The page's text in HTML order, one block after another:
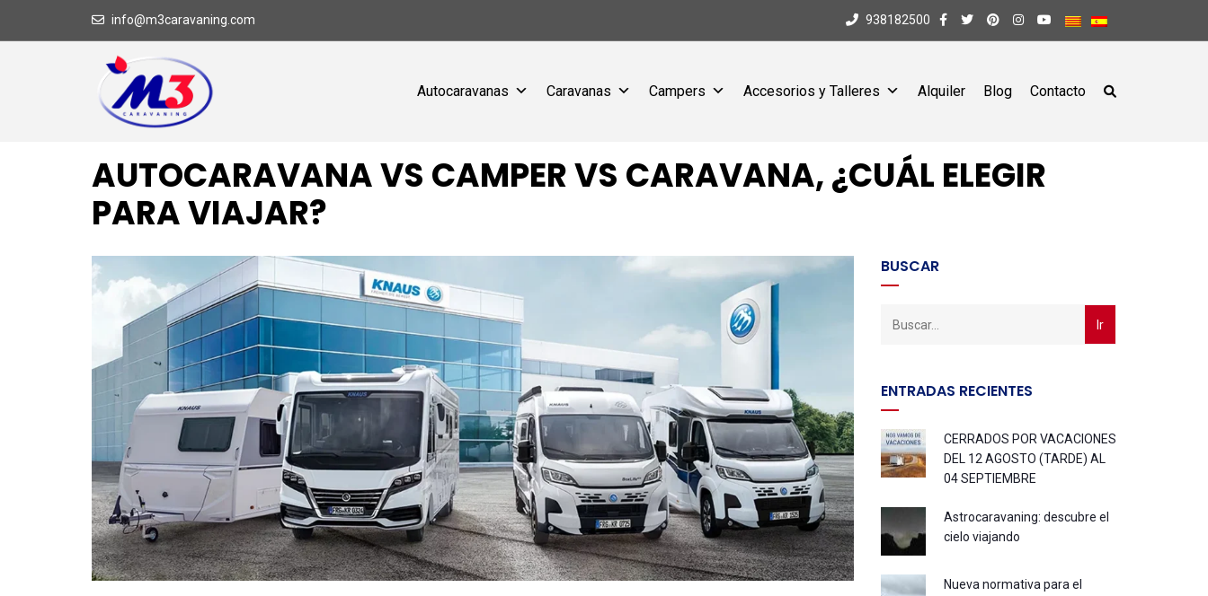
info@m3caravaning.com 938182500
Autocaravanas Caravanas Campers Accesorios y Talleres Alquiler Blog Contacto
AUTOCARAVANA VS CAMPER VS CARAVANA, ¿CUÁL ELEGIR
PARA VIAJAR?
BUSCAR
ENTRADAS RECIENTES
CERRADOS POR VACACIONES
DEL 12 AGOSTO (TARDE) AL
04 SEPTIEMBRE
Astrocaravaning: descubre el
cielo viajando
Nueva normativa para el